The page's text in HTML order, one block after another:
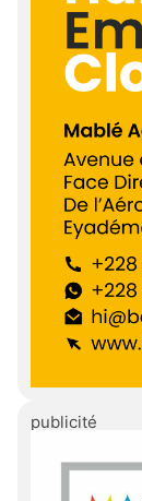
publicité